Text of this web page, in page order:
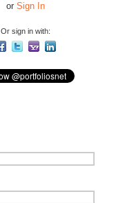
or Sign In
Or sign in with: